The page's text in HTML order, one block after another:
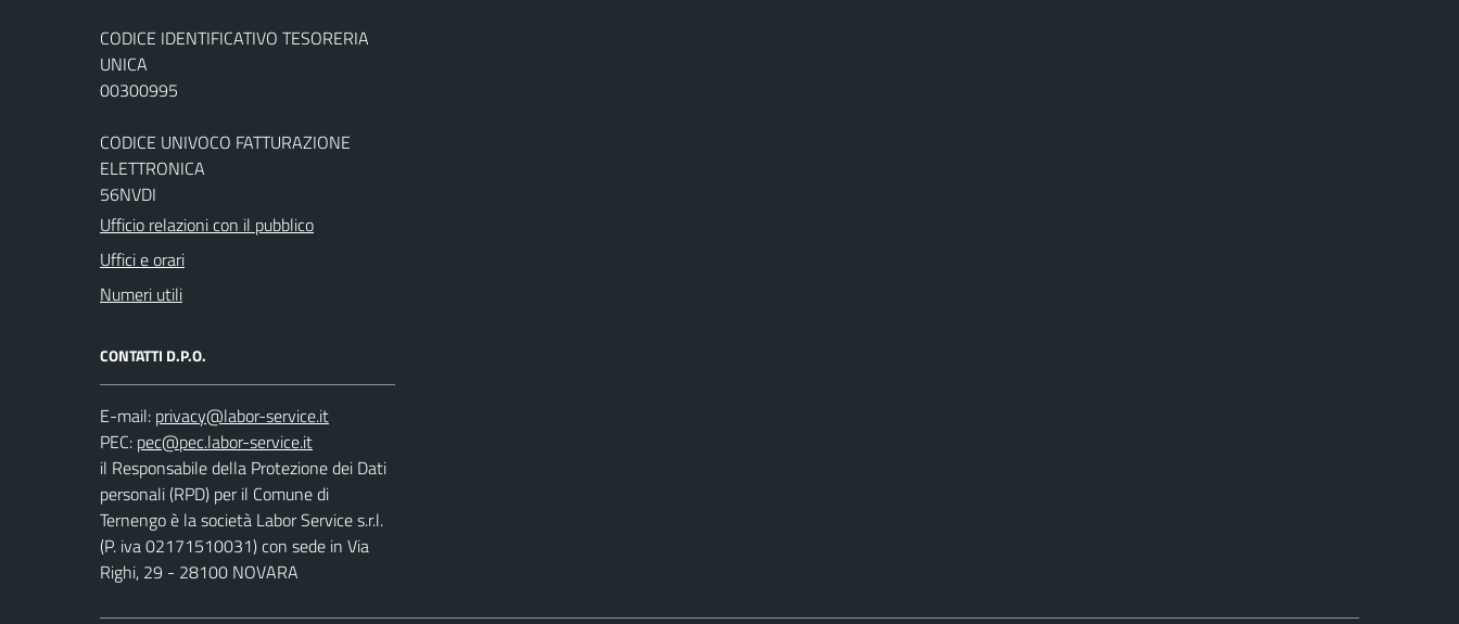
CODICE IDENTIFICATIVO TESORERIA
UNICA
00300995
CODICE UNIVOCO FATTURAZIONE
ELETTRONICA
56NVDI
Ufficio relazioni con il pubblico
Uffici e orari
Numeri utili
CONTATTI D.P.O.
E-mail:
PEC:
il Responsabile della Protezione dei Dati
personali (RPD) per il Comune di
Ternengo è la società Labor Service s.r.l.
(P. iva 02171510031) con sede in Via
Righi, 29 - 28100 NOVARA